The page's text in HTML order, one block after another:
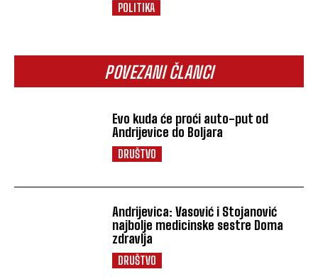
POLITIKA
POVEZANI ČLANCI
Evo kuda će proći auto-put od
Andrijevice do Boljara
DRUŠTVO
Andrijevica: Vasović i Stojanović
najbolje medicinske sestre Doma
zdravlja
DRUŠTVO